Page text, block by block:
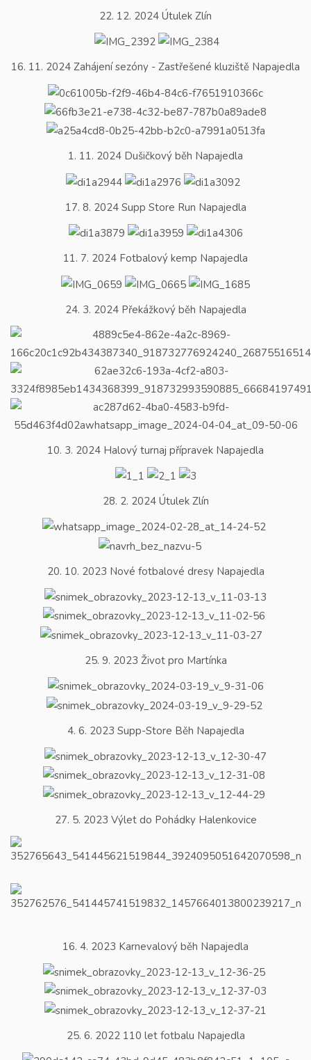
22. 12. 2024 Útulek Zlín
16. 11. 2024 Zahájení sezóny - Zastřešené kluziště Napajedla
1. 11. 2024 Dušičkový běh Napajedla
17. 8. 2024 Supp Store Run Napajedla
11. 7. 2024 Fotbalový kemp Napajedla
24. 3. 2024 Překážkový běh Napajedla
10. 3. 2024 Halový turnaj přípravek Napajedla
28. 2. 2024 Útulek Zlín
20. 10. 2023 Nové fotbalové dresy Napajedla
25. 9. 2023 Život pro Martínka
4. 6. 2023 Supp-Store Běh Napajedla
27. 5. 2023 Výlet do Pohádky Halenkovice
16. 4. 2023 Karnevalový běh Napajedla
25. 6. 2022 110 let fotbalu Napajedla